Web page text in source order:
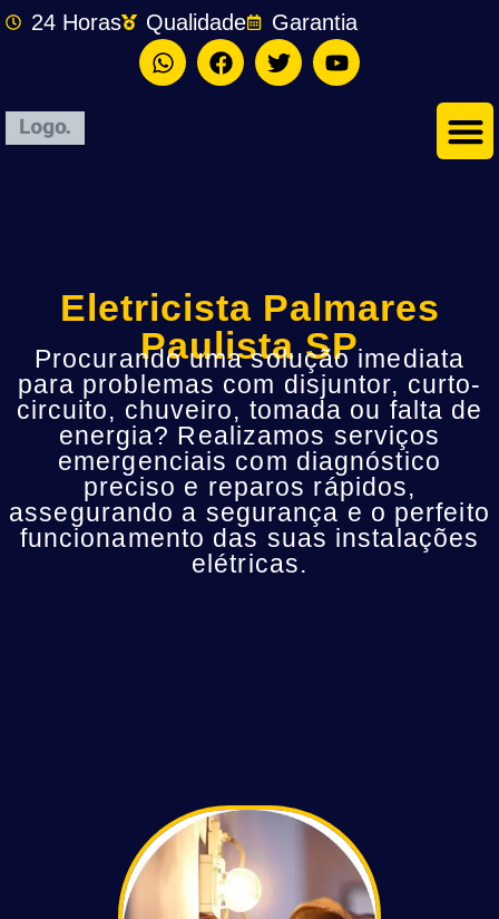
24 Horas Qualidade Garantia
Eletricista Palmares
Paulista SP
Procurando uma solução imediata
para problemas com disjuntor, curto-
circuito, chuveiro, tomada ou falta de
energia? Realizamos serviços
emergenciais com diagnóstico
preciso e reparos rápidos,
assegurando a segurança e o perfeito
funcionamento das suas instalações
elétricas.